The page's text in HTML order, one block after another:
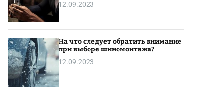
12.09.2023
На что следует обратить внимание
при выборе шиномонтажа?
12.09.2023